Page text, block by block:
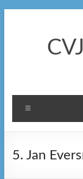
5. Jan